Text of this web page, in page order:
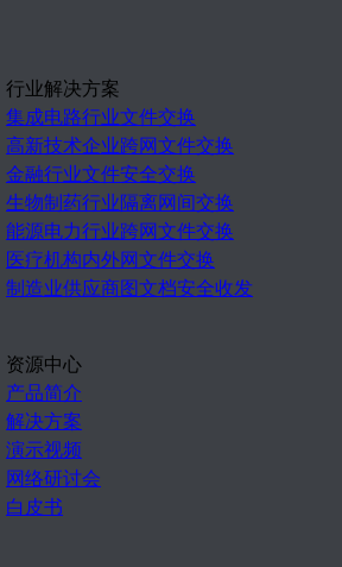
行业解决方案
集成电路行业文件交换
高新技术企业跨网文件交换
金融行业文件安全交换
生物制药行业隔离网间交换
能源电力行业跨网文件交换
医疗机构内外网文件交换
制造业供应商图文档安全收发
资源中心
产品简介
解决方案
演示视频
网络研讨会
白皮书